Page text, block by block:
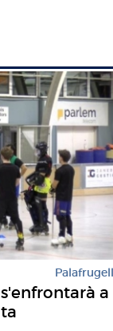
Palafrugell
a